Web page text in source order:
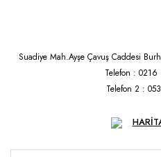
Suadiye Mah.Ayşe Çavuş Caddesi
Telefon :
Telefon 2 :